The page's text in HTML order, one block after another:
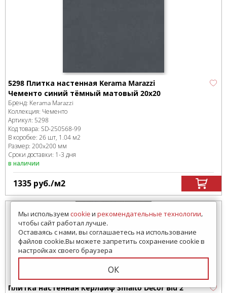
5298 Плитка настенная Kerama Marazzi
Чементо синий тёмный матовый 20x20
Бренд: Kerama Marazzi
Коллекция: Чементо
Артикул: 5298
Код товара: SD-250568-99
В коробке: 26 шт, 1.04 м2
Размер: 200x200 мм
Сроки доставки: 1-3 дня
в наличии
1335 руб./м2
Плитка настенная Керлайф Smalto Decor Blu 2
Мы используем cookieи рекомендательные технологии,
чтобы сайт работал лучше.
Оставаясь с нами, вы соглашаетесь на использование
файлов cookie.Вы можете запретить сохранение cookie в
настройках своего браузера
ОК